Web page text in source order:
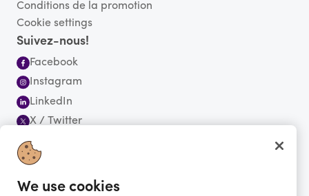
Conditions de la promotion
Cookie settings
Suivez-nous!
Facebook
Instagram
LinkedIn
X / Twitter
YouTube
We use cookies